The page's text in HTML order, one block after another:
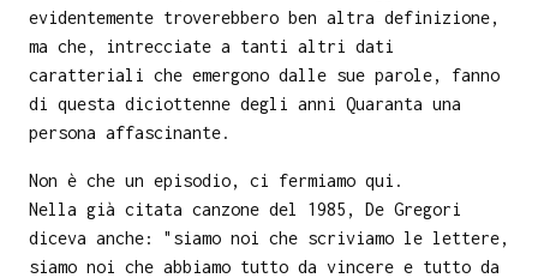
evidentemente troverebbero ben altra definizione,
ma che, intrecciate a tanti altri dati
caratteriali che emergono dalle sue parole, fanno
di questa diciottenne degli anni Quaranta una
persona affascinante.
Non è che un episodio, ci fermiamo qui.
Nella già citata canzone del 1985, De Gregori
diceva anche: "siamo noi che scriviamo le lettere,
siamo noi che abbiamo tutto da vincere e tutto da